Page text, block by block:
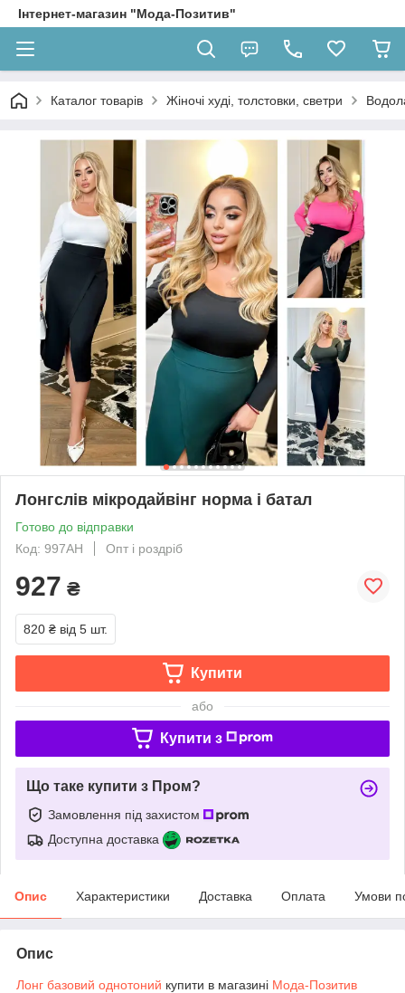
Інтернет-магазин "Мода-Позитив"
Каталог товарів Жіночі худі, толстовки, светри
Лонгслів мікродайвінг норма і батал
Готово до відправки
Код: 997АН
Опт і роздріб
927 ₴
820 ₴ від 5 шт.
Купити
або
Купити з
Що таке купити з Пром?
Замовлення під захистом
Доступна доставка
Опис Характеристики Доставка Оплата Умови
Опис
Лонг базовий однотоний купити в магазині Мода-Позитив